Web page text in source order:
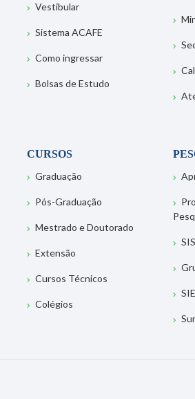
Vestibular
Sistema ACAFE
Como ingressar
Bolsas de Estudo
CURSOS
Graduação
Pós-Graduação
Mestrado e Doutorado
Extensão
Cursos Técnicos
Colégios